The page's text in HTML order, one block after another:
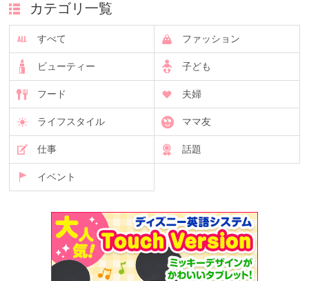
カテゴリ一覧
すべて ファッション
ビューティー 子ども
フード 夫婦
ライフスタイル ママ友
仕事 話題
イベント